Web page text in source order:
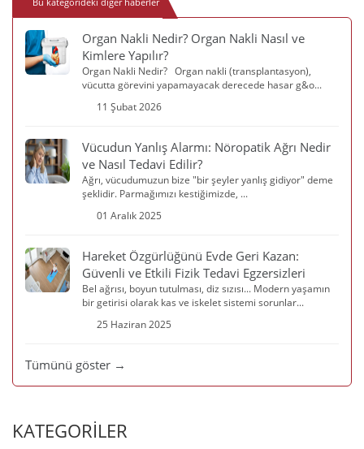
Organ Nakli Nedir? Organ Nakli Nasıl ve
Kimlere Yapılır?
Organ Nakli Nedir? Organ nakli (transplantasyon),
vücutta görevini yapamayacak derecede hasar g&o...
11 Şubat 2026
Vücudun Yanlış Alarmı: Nöropatik Ağrı Nedir
ve Nasıl Tedavi Edilir?
Ağrı, vücudumuzun bize "bir şeyler yanlış gidiyor" deme
şeklidir. Parmağımızı kestiğimizde, ...
01 Aralık 2025
Hareket Özgürlüğünü Evde Geri Kazan:
Güvenli ve Etkili Fizik Tedavi Egzersizleri
Bel ağrısı, boyun tutulması, diz sızısı... Modern yaşamın
bir getirisi olarak kas ve iskelet sistemi sorunlar...
25 Haziran 2025
Tümünü göster →
KATEGORİLER